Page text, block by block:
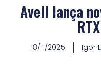
Avell lança
18/11/2025 Igor